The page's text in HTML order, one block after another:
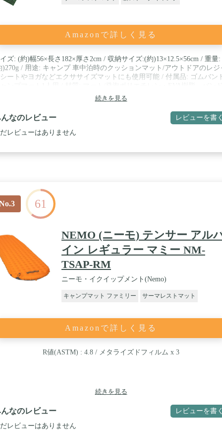
Amazonで詳しく見る
ズ: (約)幅56×長さ182×厚さ2cm / 収納サイズ:(約)13×12.5×56cm / 重量:
)270g / 用途: キャンプ 車中泊時のクッションマット/アウトドアのレジ
ートやヨガなどエクササイズマットにも使用可能 / 付属品: ゴムバン
ゴム / カラー: グリーン / 特徴1: 優れた保温性とクッション性で地面
や冷気をシャットアウト / 特徴2: 半分に折ってクッションマットや
を折り畳んで枕にすることが可能
続きを見る
なのレビュー レビューを書
レビューはありません
61
NEMO (ニーモ) テンサー アル
イン レギュラー マミー NM-
TSAP-RM
ニーモ・イクイップメント(Nemo)
キャンプマット ファミリー サーマレストマット
Amazonで詳しく見る
R値(ASTM) : 4.8 / メタライズドフィルム x 3
続きを見る
なのレビュー レビューを書
レビューはありません